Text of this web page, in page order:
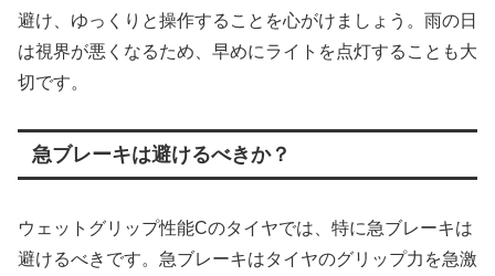
避け、ゆっくりと操作することを心がけましょう。雨の日
は視界が悪くなるため、早めにライトを点灯することも大
切です。
急ブレーキは避けるべきか？
ウェットグリップ性能Cのタイヤでは、特に急ブレーキは
避けるべきです。急ブレーキはタイヤのグリップ力を急激